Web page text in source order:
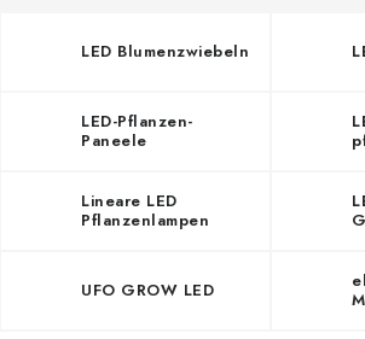
LED Blumenzwiebeln
LED-Pflanzen-
Paneele
Lineare LED
Pflanzenlampen
UFO GROW LED